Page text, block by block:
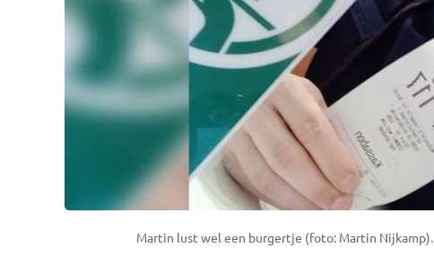
Martin lust wel een burgertje (foto: Martin Nijkamp).